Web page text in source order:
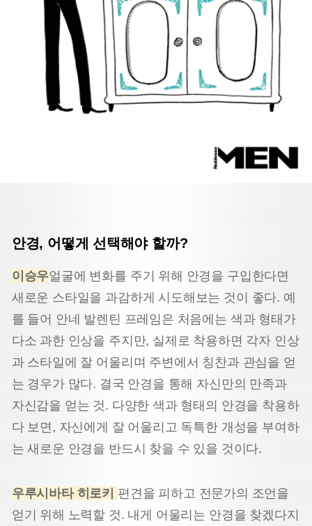
안경, 어떻게 선택해야 할까?
이승우얼굴에 변화를 주기 위해 안경을 구입한다면
새로운 스타일을 과감하게 시도해보는 것이 좋다. 예
를 들어 안네 발렌틴 프레임은 처음에는 색과 형태가
다소 과한 인상을 주지만, 실제로 착용하면 각자 인상
과 스타일에 잘 어울리며 주변에서 칭찬과 관심을 얻
는 경우가 많다. 결국 안경을 통해 자신만의 만족과
자신감을 얻는 것. 다양한 색과 형태의 안경을 착용하
다 보면, 자신에게 잘 어울리고 독특한 개성을 부여하
는 새로운 안경을 반드시 찾을 수 있을 것이다.
우루시바타 히로키 편견을 피하고 전문가의 조언을
얻기 위해 노력할 것. 내게 어울리는 안경을 찾겠다지